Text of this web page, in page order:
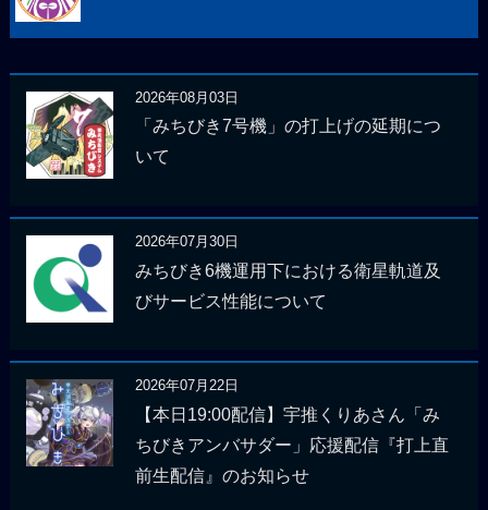
2026年08月03日
「みちびき7号機」の打上げの延期につ
いて
2026年07月30日
みちびき6機運用下における衛星軌道及
びサービス性能について
2026年07月22日
【本日19:00配信】宇推くりあさん「み
ちびきアンバサダー」応援配信『打上直
前生配信』のお知らせ